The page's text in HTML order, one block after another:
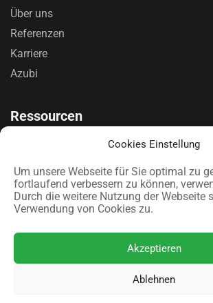
Cookies Einstellung
Um unsere Webseite für Sie optimal zu
fortlaufend verbessern zu können,
Durch die weitere Nutzung der Webseite
Verwendung von Cookies zu.
Akzeptieren
Ablehnen
Über uns
Referenzen
Karriere
Azubi
Ressourcen
Cookie-Richtlinie (EU)
© 2026 smundo PV GmbH. Alle Rechte
ImpressumDatenschutz